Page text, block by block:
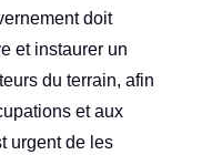
doit
et instaurer un
du terrain, afin
et aux
urgent de les